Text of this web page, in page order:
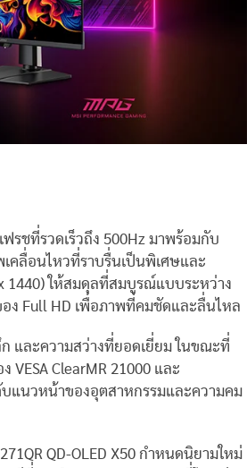
ฟรชที่รวดเร็วถึง 500Hz มาพร้อมกับ
เคลื่อนไหวที่ราบรื่นเป็นพิเศษและ
1440) ให้สมดุลที่สมบูรณ์แบบระหว่าง
ง Full HD เพื่อภาพที่คมชัดและลื่นไหล
และความสว่างที่ยอดเยี่ยม ในขณะที่
VESA ClearMR 21000 และ
บแนวหน้าของอุตสาหกรรมและความคม
QD-OLED X50 กำหนดนิยามใหม่